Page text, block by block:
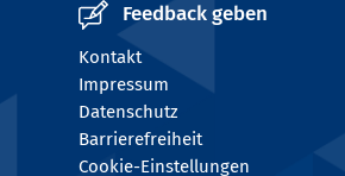
Feedback geben
Kontakt
Impressum
Datenschutz
Barrierefreiheit
Cookie-Einstellungen